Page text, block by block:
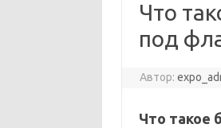
Что
под
Автор:
Что такое